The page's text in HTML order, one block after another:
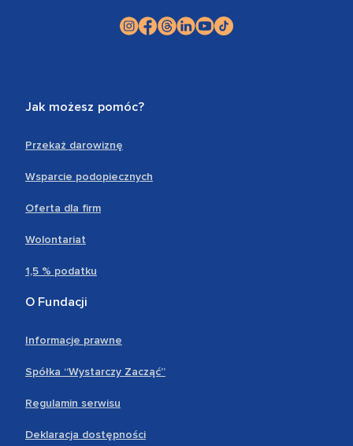
Jak możesz pomóc?
Przekaż darowiznę
Wsparcie podopiecznych
Oferta dla firm
Wolontariat
1,5 % podatku
O Fundacji
Informacje prawne
Spółka “Wystarczy Zacząć”
Regulamin serwisu
Deklaracja dostępności